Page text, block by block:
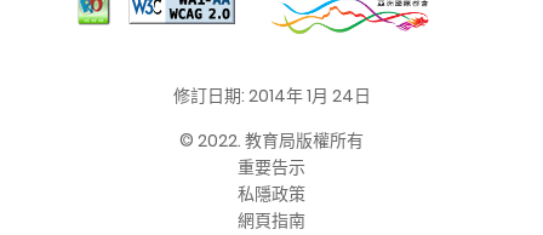
修訂日期: 2014年 1月 24日
© 2022. 教育局版權所有
重要告示
私隱政策
網頁指南